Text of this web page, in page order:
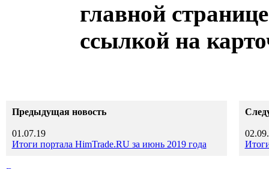
главной
ссылкой на
Предыдущая новость
01.07.19
Итоги портала HimTrade.RU за июнь 2019 года